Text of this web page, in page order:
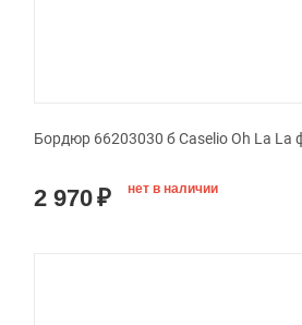
Бордюр 66203030 б Caselio Oh La La
2 970₽ нет в наличии